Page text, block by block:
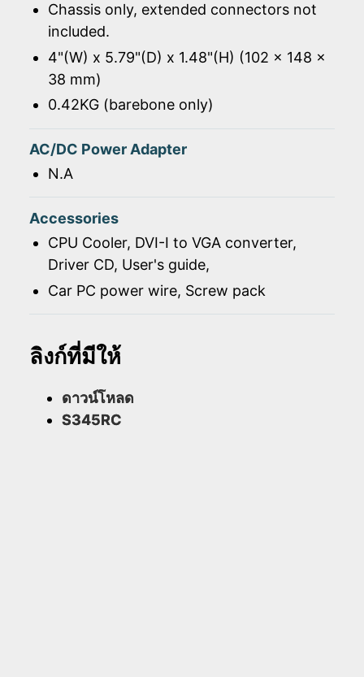
Chassis only, extended connectors not
included.
4"(W) x 5.79"(D) x 1.48"(H) (102 x 148 x
38 mm)
0.42KG (barebone only)
AC/DC Power Adapter
N.A
Accessories
CPU Cooler, DVI-I to VGA converter,
Driver CD, User's guide,
Car PC power wire, Screw pack
ลิงก์ที่มีให้
ดาวน์โหลด
S345RC